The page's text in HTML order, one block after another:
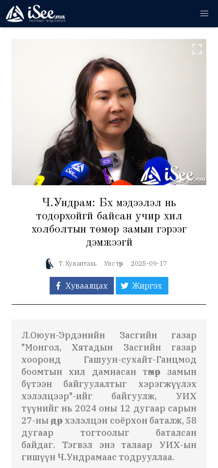
Ч.Ундрам: Бүх мэдээлэл нь
тодорхойгүй байсан учир хил
холболтын төмөр замын гэрээг
дэмжээгүй
Т. Хулантахь Улс төр 2025-09-17
Хуваалцах Жиргэх
Л.Оюун-Эрдэнийн Засгийн газар
"Монгол, Хятадын Засгийн газар
хооронд Гашуун-сухайт-Ганцмод
боомтын хил дамнасан төмөр замын
бүтээн байгуулалтыг хэрэгжүүлэх
хэлэлцээр"-ийг байгуулж, УИХ
түүнийг нь 2024 оны 12 дугаар сарын
27-ны өдөр хэлэлцэн соёрхон баталж, 58
дугаар тогтоолыг баталсан
байдаг. Тэгвэл энэ талаар УИХ-ын
гишүүн Ч.Ундрамаас тодрууллаа.